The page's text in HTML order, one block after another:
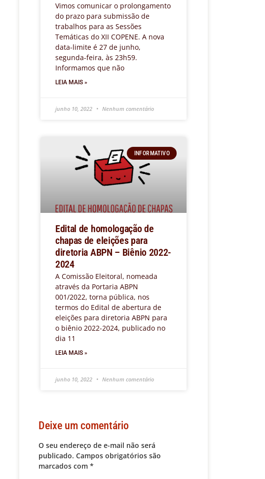
Vimos comunicar o prolongamento
do prazo para submissão de
trabalhos para as Sessões
Temáticas do XII COPENE. A nova
data-limite é 27 de junho,
segunda-feira, às 23h59.
Informamos que não
LEIA MAIS »
junho 10, 2022 Nenhum comentário
INFORMATIVO
Edital de homologação de
chapas de eleições para
diretoria ABPN – Biênio 2022-
2024
A Comissão Eleitoral, nomeada
através da Portaria ABPN
001/2022, torna pública, nos
termos do Edital de abertura de
eleições para diretoria ABPN para
o biênio 2022-2024, publicado no
dia 11
LEIA MAIS »
junho 10, 2022 Nenhum comentário
Deixe um comentário
O seu endereço de e-mail não será
publicado. Campos obrigatórios são
marcados com *